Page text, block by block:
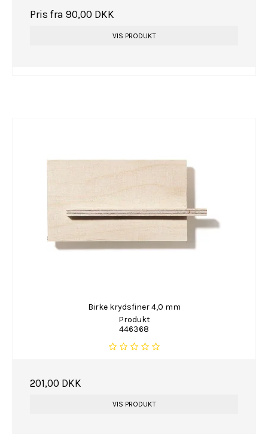
Pris fra 90,00 DKK
VIS PRODUKT
Birke krydsfiner 4,0 mm
Produkt
446368
201,00 DKK
VIS PRODUKT